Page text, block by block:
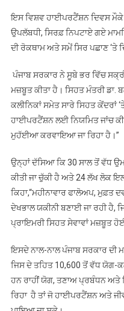
ਇਸ ਵਿਸ਼ਵ ਹਾਈਪਰਟੈਂਸ਼ਨ ਦਿਵਸ ਮੌਕੇ
ਉਪਲੱਬਧੀ, ਸਿਰਫ਼ ਨਿਪਟਾਏ ਗਏ
ਦੀ ਰੋਕਥਾਮ ਅਤੇ ਸਮੇਂ ਸਿਰ ਪਛਾਣ ‘ਤੇ
ਪੰਜਾਬ ਸਰਕਾਰ ਨੇ ਸੂਬੇ ਭਰ ਵਿੱਚ
ਮਜ਼ਬੂਤ ਕੀਤਾ ਹੈ। ਸਿਹਤ ਮੰਤਰੀ ਡਾ.
ਕਲੀਨਿਕਾਂ ਸਮੇਤ ਸਾਰੇ ਸਿਹਤ ਕੇਂਦਰਾਂ
ਹਾਈਪਰਟੈਂਸ਼ਨ ਲਈ ਨਿਯਮਿਤ ਜਾਂਚ
ਮੁਹੱਈਆ ਕਰਵਾਇਆ ਜਾ ਰਿਹਾ ਹੈ।”
ਉਨ੍ਹਾਂ ਦੱਸਿਆ ਕਿ 30 ਸਾਲ ਤੋਂ ਵੱਧ
ਕੀਤੀ ਜਾ ਚੁੱਕੀ ਹੈ ਅਤੇ 24 ਲੱਖ ਲੋਕ
ਕਿਹਾ,“ਮਹੀਨਾਵਾਰ ਫਾਲੋਅਪ, ਮੁਫ਼ਤ
ਦੇਖਭਾਲ ਯਕੀਨੀ ਬਣਾਈ ਜਾ ਰਹੀ ਹੈ,
ਪ੍ਰਾਇਮਰੀ ਸਿਹਤ ਸੇਵਾਵਾਂ ਮਜ਼ਬੂਤ
ਇਸਦੇ ਨਾਲ-ਨਾਲ ਪੰਜਾਬ ਸਰਕਾਰ ਦੀ
ਜਿਸ ਦੇ ਤਹਿਤ 10,600 ਤੋਂ ਵੱਧ ਯੋਗ-
ਹਨ ਰਾਹੀਂ ਯੋਗ, ਤਣਾਅ ਪ੍ਰਬੰਧਨ ਅਤੇ
ਰਿਹਾ ਹੈ ਤਾਂ ਜੋ ਹਾਈਪਰਟੈਂਸ਼ਨ ਅਤੇ